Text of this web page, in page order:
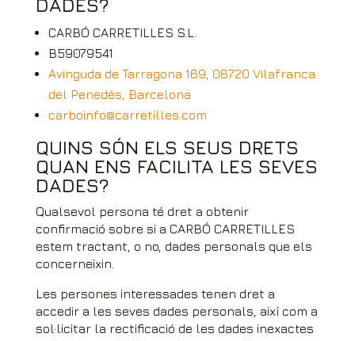
DADES?
CARBÓ CARRETILLES S.L.
B59079541
Avinguda de Tarragona 169, 08720 Vilafranca
del Penedès, Barcelona
carboinfo@carretilles.com
QUINS SÓN ELS SEUS DRETS
QUAN ENS FACILITA LES SEVES
DADES?
Qualsevol persona té dret a obtenir
confirmació sobre si a CARBÓ CARRETILLES
estem tractant, o no, dades personals que els
concerneixin.
Les persones interessades tenen dret a
accedir a les seves dades personals, així com a
sol·licitar la rectificació de les dades inexactes